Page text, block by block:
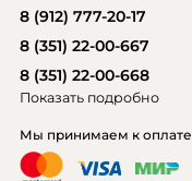
Мы принимаем к оплате
8 (912) 777-20-17
8 (351) 22-00-667
8 (351) 22-00-668
Показать подробно